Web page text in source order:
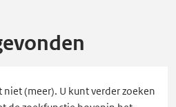
niet (meer). U kunt verder zoeken